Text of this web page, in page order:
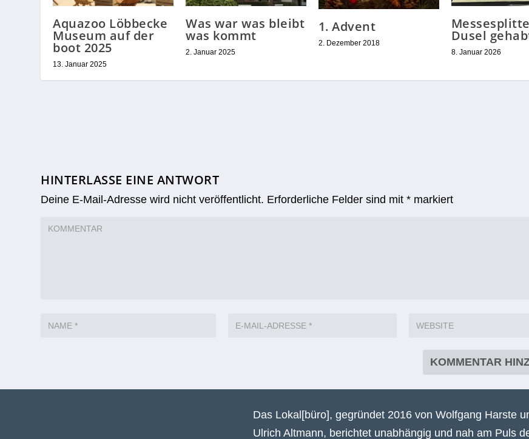
Aquazoo Löbbecke
Museum auf der
boot 2025
13. Januar 2025
Was war was bleibt
was kommt
2. Januar 2025
1. Advent
2. Dezember 2018 Dusel
8. Januar 2026
HINTERLASSE EINE ANTWORT
Deine E-Mail-Adresse wird nicht veröffentlicht. Erforderliche Felder sind mit* markiert
Das Lokal[büro], gegründet 2016 von Wolfgang Harste
Ulrich Altmann, berichtet unabhängig und nah am Puls